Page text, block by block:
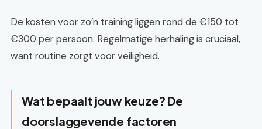
De kosten voor zo’n training liggen rond de €150 tot
€300 per persoon. Regelmatige herhaling is cruciaal,
want routine zorgt voor veiligheid.
Wat bepaalt jouw keuze? De
doorslaggevende factoren